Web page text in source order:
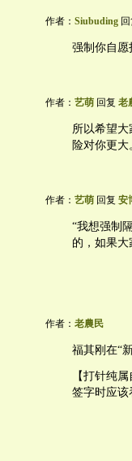
作者： Siubuding
强制你自愿
作者： 艺萌 回复 老
所以希望
险对你更大
作者： 艺萌 回复 安
“我想强制
的，如果
作者： 老農民
福其刚在“
【打针纯
签字时应该